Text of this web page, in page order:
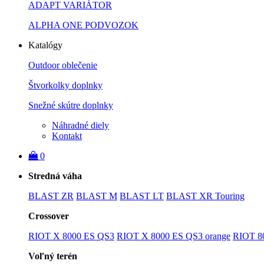
ADAPT VARIÁTOR
ALPHA ONE PODVOZOK
Katalógy
Outdoor oblečenie
Štvorkolky doplnky
Snežné skútre doplnky
Náhradné diely
Kontakt
0
Stredná váha
BLAST ZR BLAST M BLAST LT BLAST XR Touring
Crossover
RIOT X 8000 ES QS3 RIOT X 8000 ES QS3 orange RIOT
Voľný terén